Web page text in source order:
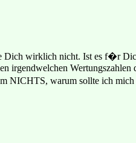
Dich wirklich nicht. Ist es f�r
irgendwelchen Wertungszahlen
warum sollte ich